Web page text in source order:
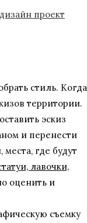
стиль. Когда
территории.
эскиз
и перенести
где будут
лавочки,
оценить и
съемку